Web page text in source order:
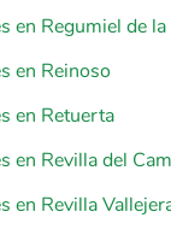
en Regumiel de
en Reinoso
en Retuerta
en Revilla del
en Revilla